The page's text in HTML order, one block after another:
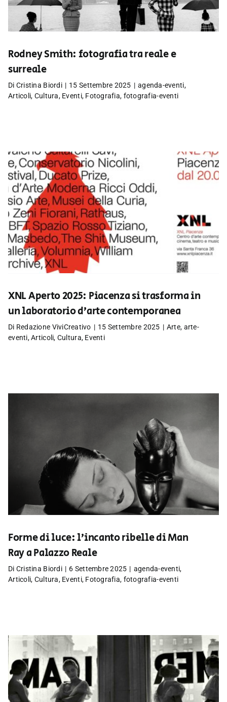
Rodney Smith: fotografia tra reale e
surreale
Di Cristina Biordi | 15 Settembre 2025 | agenda-eventi,
Articoli, Cultura, Eventi, Fotografia, fotografia-eventi
XNL Aperto 2025: Piacenza si trasforma in
un laboratorio d’arte contemporanea
Di Redazione ViviCreativo | 15 Settembre 2025 | Arte, arte-
eventi,Articoli, Cultura, Eventi
Forme di luce: l’incanto ribelle di Man
Ray a Palazzo Reale
Di Cristina Biordi | 6 Settembre 2025 | agenda-eventi,
Articoli, Cultura, Eventi, Fotografia, fotografia-eventi